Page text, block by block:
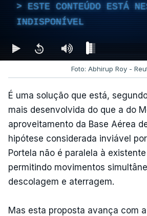
ESTE CONTEÚDO ESTÁ
INDISPONÍVEL
Foto: Abhirup Roy -
É uma solução que está,
mais desenvolvida do que a do
aproveitamento da Base Aérea
hipótese considerada inviável
Portela não é paralela à
permitindo movimentos
descolagem e aterragem.
Mas esta proposta avança com